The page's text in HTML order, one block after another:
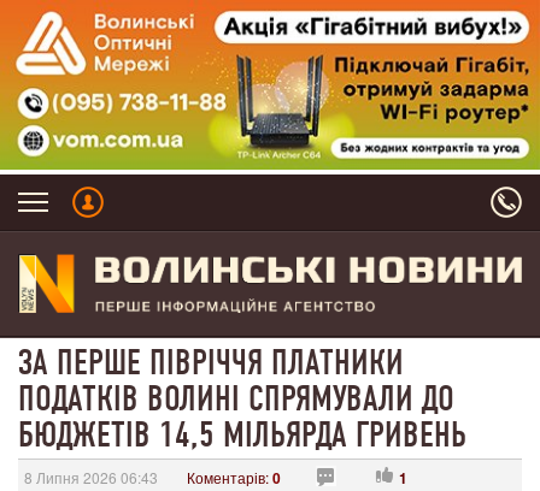
ЗА ПЕРШЕ ПІВРІЧЧЯ ПЛАТНИКИ
ПОДАТКІВ ВОЛИНІ СПРЯМУВАЛИ ДО
БЮДЖЕТІВ 14,5 МІЛЬЯРДА ГРИВЕНЬ
8 Липня 2026 06:43 Коментарів:0 1